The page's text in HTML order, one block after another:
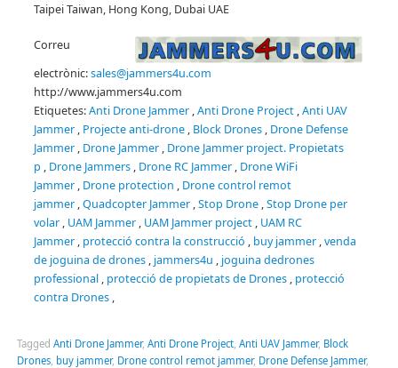
Taipei Taiwan, Hong Kong, Dubai UAE
Correu
electrònic:sales@jammers4u.com
http://www.jammers4u.com
Etiquetes:Anti Drone Jammer,Anti Drone Project,Anti UAV
Jammer, Projecte anti-drone, Block Drones, Drone Defense
Jammer, Drone Jammer, Drone Jammer project. Propietats
p , Drone Jammers, Drone RC Jammer, Drone WiFi
Jammer, Drone protection , Drone control remot
jammer,Quadcopter Jammer,Stop Drone,Stop Drone per
volar, UAM Jammer, UAM Jammer project, UAM RC
Jammer, protecció contra la construcció , buy jammer,venda
de joguina dedrones, jammers4u , joguina dedrones
professional, protecció de propietats de Drones, protecció
contra Drones,
Tagged Anti Drone Jammer, Anti Drone Project, Anti UAV Jammer, Block
Drones, buy jammer, Drone control remot jammer, Drone Defense Jammer,